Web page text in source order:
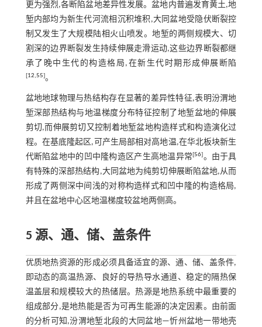
更为强烈,各断陷盆地差异性发展。盆地内普遍发育黄土,地
堑内部均为新生代河流相沉积堆积,大同盆地受隐伏断裂控
制又发生了大规模陆相火山喷发。地堑的两侧规模大、切
割深的边界断裂发生持续伸展走滑运动,这些边界断裂都继
承了晚中生代的构造格局,在新生代时期形成伸展断陷
[12,55]。
盆地地球物理与热结构存在显著的差异性特征,表明汾渭地
堑深部热结构与地温梯度分布特征控制了地堑盆地的伸展
剪切,而伸展剪切又控制着地堑盆地构造样式和构造演化过
程。在基底隆起区,可产生局部相对高地温,在华北板块新生
代断陷盆地中的凹中隆构造区产生高地温异常[56]。由于具
有特殊的深部热结构,大同盆地为纯剪切伸展断陷盆地,从而
形成了两侧深中间浅的对称构造样式和凹中隆的构造格局,
并且在盆地中心区地温梯度较盆地两侧高。
5 源、通、储、盖条件
优质地热资源的形成必须具备适宜的源、通、储、盖条件,
即动态的高温热源、良好的导热导水通道、稳定的隔热保
温盖层和规模较大的热储层。热源是地热系统中最重要的
组成部分,是地热能是否为可再生能源的决定因素。由前面
的分析可知,汾渭地堑北段的大同盆地—忻州盆地一带地壳